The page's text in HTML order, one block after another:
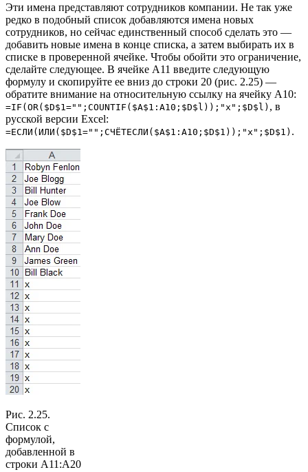
Эти имена представляют сотрудников компании. Не так уже
редко в подобный список добавляются имена новых
сотрудников, но сейчас единственный способ сделать это —
добавить новые имена в конце списка, а затем выбирать их в
списке в проверенной ячейке. Чтобы обойти это ограничение,
сделайте следующее. В ячейке А11 введите следующую
формулу и скопируйте ее вниз до строки 20 (рис. 2.25) —
обратите внимание на относительную ссылку на ячейку А10:
=IF(OR($D$1="";COUNTIF($A$1:A10;$D$l));"x";$D$l) , в
русской версии Excel:
=ЕСЛИ(ИЛИ($D$1="";СЧЁТЕСЛИ($А$1:А10;$D$1));"х";$D$1) .
Рис. 2.25.
Список с
формулой,
добавленной в
строки А11:А20